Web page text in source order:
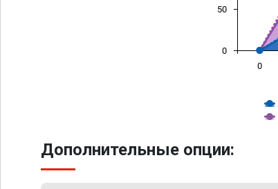
0
0
50
Дополнительные опции: